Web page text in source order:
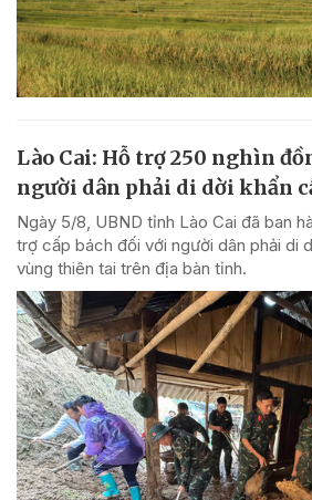
Lào Cai: Hỗ trợ 250 nghìn
người dân phải di dời khẩn
Ngày 5/8, UBND tỉnh Lào Cai đã ban
trợ cấp bách đối với người dân phải di
vùng thiên tai trên địa bàn tỉnh.